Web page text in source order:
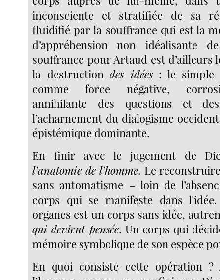
inconsciente et stratifiée de sa
fluidifié par la souffrance qui est la
d’appréhension non idéalisante
souffrance pour Artaud est d’ailleurs
la destructiondes idées: le simple
comme force négative,
annihilante des questions et
l’acharnement du dialogisme
épistémique dominante.
En finir avec le jugement de
l’anatomie de l’homme. Le
sans automatisme – loin de
corps qui se manifeste dans
organes est un corps sans idée,
qui devient pensée. Un corps qui
mémoire symbolique de son espèce
En quoi consiste cette opération